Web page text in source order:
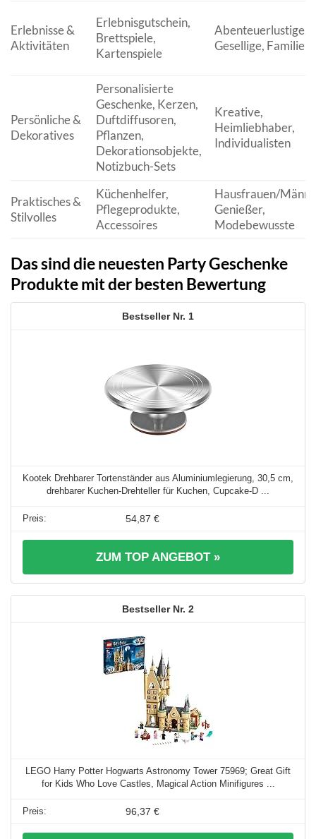
Erlebnisse &
Aktivitäten
Erlebnisgutschein,
Brettspiele,
Kartenspiele
Abenteuerlustige,
Gesellige, Familien
Persönliche &
Dekoratives
Personalisierte
Geschenke, Kerzen,
Duftdiffusoren,
Pflanzen,
Dekorationsobjekte,
Notizbuch-Sets
Kreative,
Heimliebhaber,
Individualisten
Praktisches &
Stilvolles
Küchenhelfer,
Pflegeprodukte,
Accessoires
Hausfrauen/
Genießer,
Modebewusste
Das sind die neuesten Party Geschenke
Produkte mit der besten Bewertung
1
Kootek Drehbarer Tortenständer aus Aluminiumlegierung, 30,5 cm,
drehbarer Kuchen-Drehteller für Kuchen, Cupcake-D ...
54,87 €
ZUM TOP ANGEBOT »
2
LEGO Harry Potter Hogwarts Astronomy Tower 75969; Great Gift
for Kids Who Love Castles, Magical Action Minifigures ...
96,37 €